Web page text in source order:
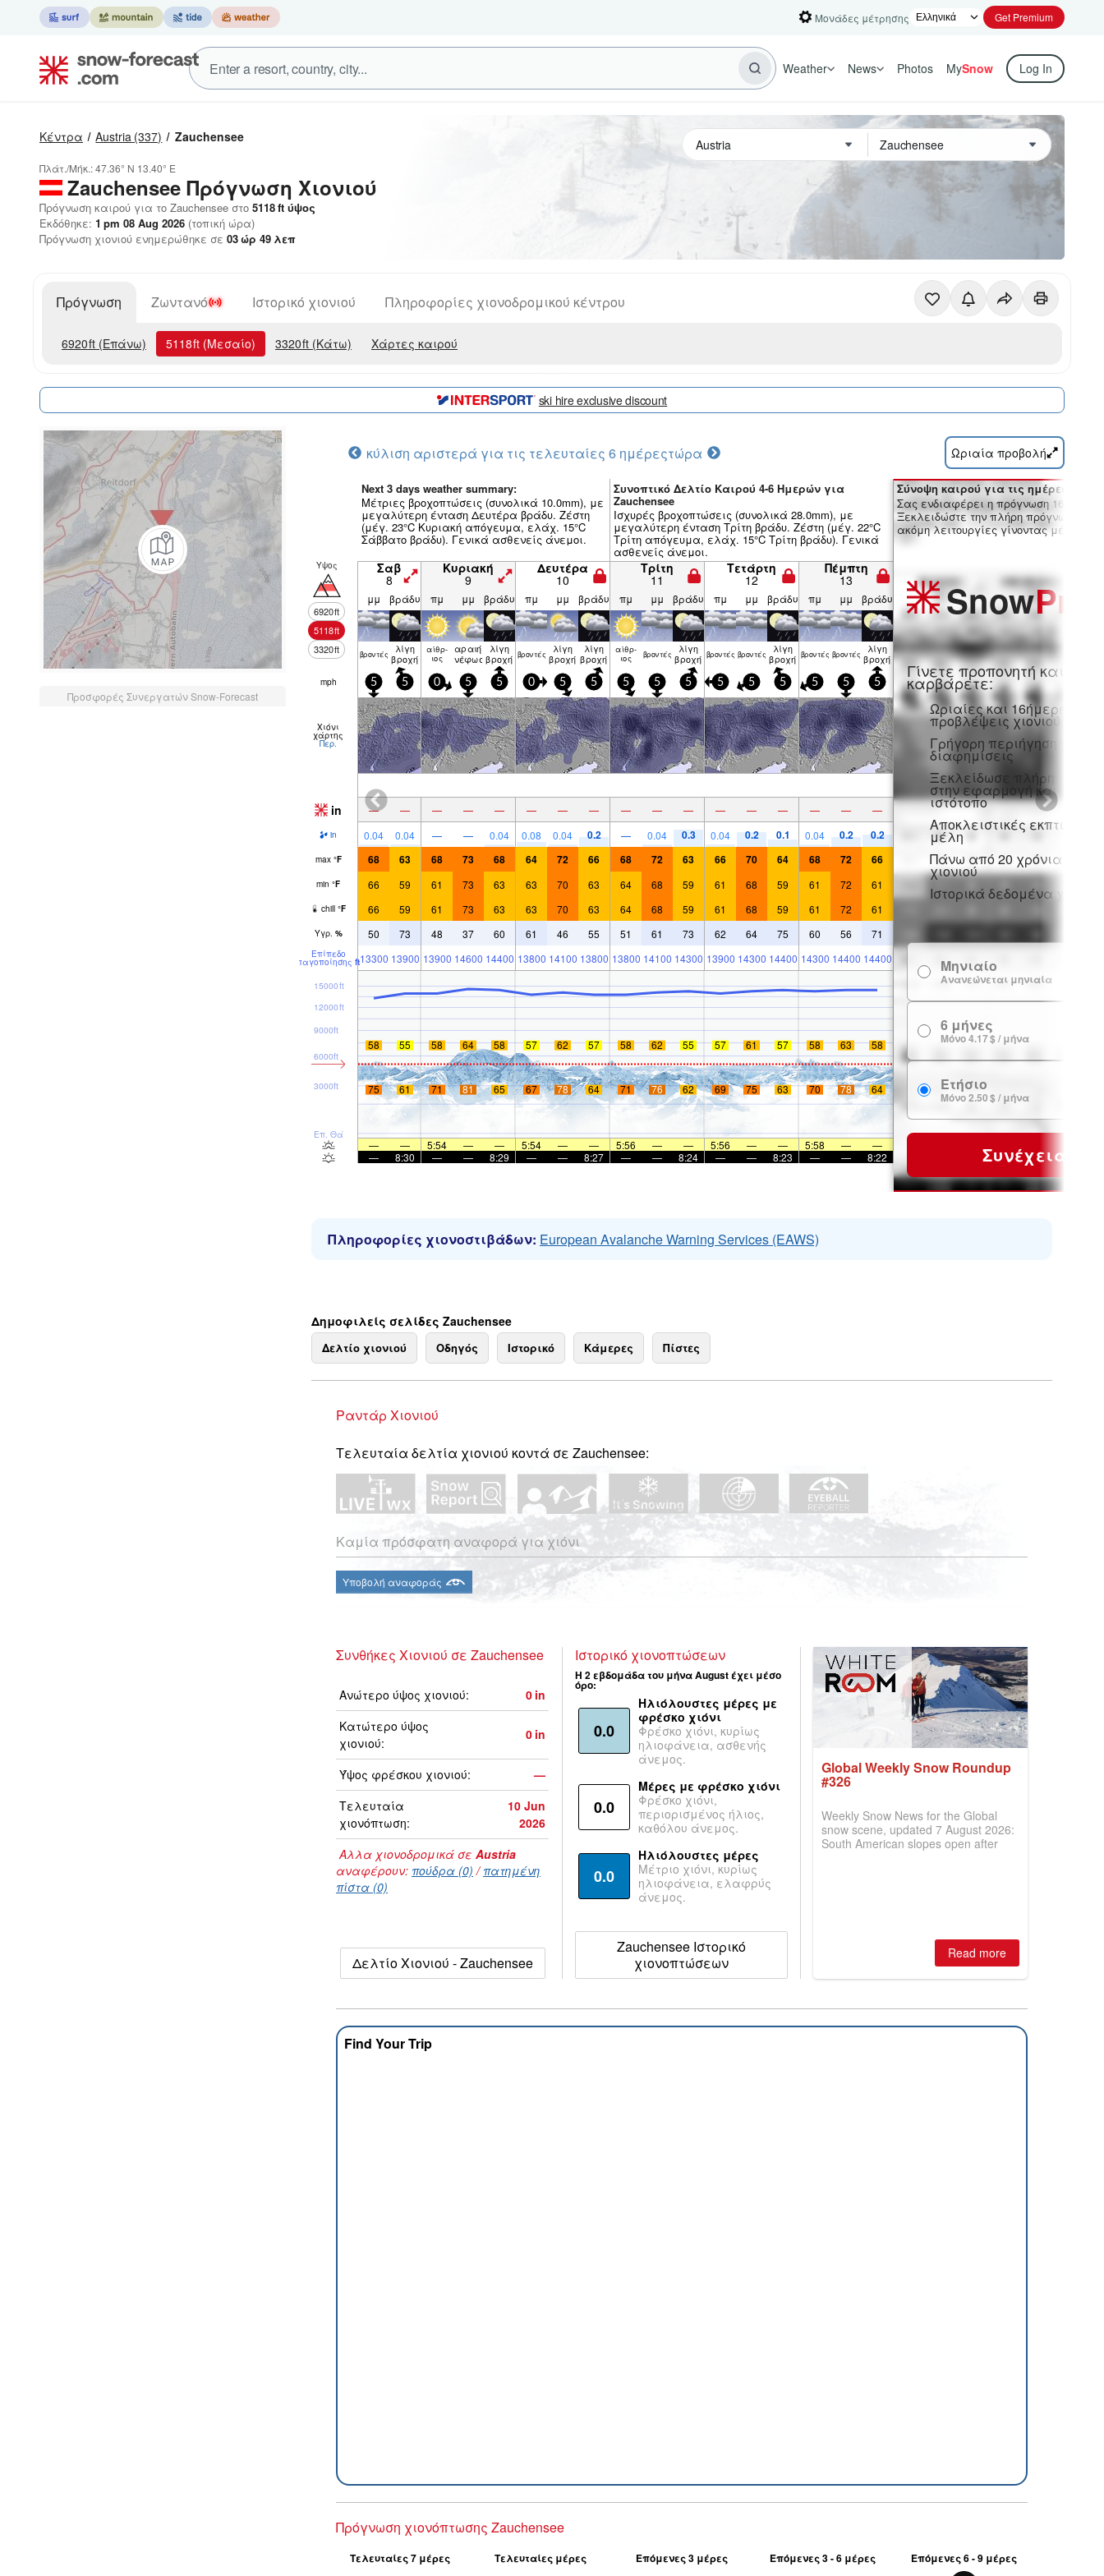
Μονάδες μέτρησης Get Premium
Weather News Photos MySnow Log In
Κέντρα Austria (337) Zauchensee
Πλάτ./Μήκ.:47.36° N 13.40° E
Zauchensee Πρόγνωση Χιονιού
Πρόγνωση καιρού για το Zauchensee στο 5118ft ύψος
Εκδόθηκε: 1 pm 08 Aug 2026 (τοπική ώρα)
Πρόγνωση χιονιού ενημερώθηκε σε 03ώρ 49 λεπ
Πρόγνωση Ζωντανό Ιστορικό χιονιού Πληροφορίες χιονοδρομικού κέντρου
6920ft (Επάνω) 5118ft (Μεσαίο) 3320ft (Κάτω) Χάρτες καιρού
ski hire exclusive discount
Προσφορές Συνεργατών Snow-Forecast
κύλιση αριστερά για τις τελευταίες 6 ημέρεςτώρα Ωριαία προβολή
Next 3 days weather summary:
Μέτριες βροχοπτώσεις (συνολικά 10.0mm), με
μεγαλύτερη ένταση Δευτέρα βράδυ. Ζέστη
(μέγ. 23°C Κυριακή απόγευμα, ελάχ. 15°C
Σάββατο βράδυ). Γενικά ασθενείς άνεμοι.
Συνοπτικό Δελτίο Καιρού 4-6 Ημερών για
Zauchensee
Ισχυρές βροχοπτώσεις (συνολικά 28.0mm), με
μεγαλύτερη ένταση Τρίτη βράδυ. Ζέστη (μέγ. 22°C
Τρίτη απόγευμα, ελάχ. 15°C Τρίτη βράδυ). Γενικά
ασθενείς άνεμοι.
Υψος
6920ft
5118ft
3320ft
Σαβ
8
Κυριακή
9
Δευτέρα
10
Τρίτη
11
Τετάρτη
12
Πέμπτη
13
μμ βράδυ πμ μμ βράδυ πμ μμ βράδυ πμ μμ βράδυ πμ μμ βράδυ πμ μμ βράδυ
βρον­τές λίγη
βροχή
αίθρ­
ιος
αραιή
νέφωση
λίγη
βροχή βρον­τές λίγη
βροχή
λίγη
βροχή
αίθρ­
ιος βρον­τές λίγη
βροχή βρον­τές βρον­τές λίγη
βροχή βρον­τές βρον­τές λίγη
βροχή
mph 5 5 0 5 5 0 5 5 5 5 5 5 5 5 5 5 5
Χιόνι
χάρτης
Περ.
in — — — — — — — — — — — — — — — — —
in 0.04 0.04 — — 0.04 0.08 0.04 0.2 — 0.04 0.3 0.04 0.2 0.1 0.04 0.2 0.2
max °F 68 63 68 73 68 64 72 66 68 72 63 66 70 64 68 72 66
min °F 66 59 61 73 63 63 70 63 64 68 59 61 68 59 61 72 61
chill °F 66 59 61 73 63 63 70 63 64 68 59 61 68 59 61 72 61
Υγρ. % 50 73 48 37 60 61 46 55 51 61 73 62 64 75 60 56 71
Επίπεδο
παγοποίησης ft13300 13900 13900 14600 14400 13800 14100 13800 13800 14100 14300 13900 14300 14400 14300 14400 14400
Επ. Θάλ
3000ft
6000ft
9000ft
12000ft
15000ft
58 55 58 64 58 57 62 57 58 62 55 57 61 57 58 63 58
75 61 71 81 65 67 78 64 71 76 62 69 75 63 70 78 64
— — 5:54 — — 5:54 — — 5:56 — — 5:56 — — 5:58 —
—
—
8:30 — — 8:29 — — 8:27 — — 8:24 — — 8:23 — — 8:22
Σύνοψη καιρού για τις ημέρες 7-16:
Σας ενδιαφέρει η πρόγνωση 16
Ξεκλειδώστε την πλήρη πρόγνωση
ακόμη λειτουργίες γίνοντας μέλος
SnowPro
Γίνετε προπονητή και
καρβάρετε:
Ωριαίες και 16ήμερες
προβλέψεις χιονιού
Γρήγορη περιήγηση χωρίς
διαφημίσεις
Ξεκλείδωσε πλήρη
στην εφαρμογή και στον
ιστότοπο
Αποκλειστικές εκπτώσεις
μέλη
Πάνω από 20 χρόνια
χιονιού
Ιστορικά δεδομένα χιονιού
Μηνιαίο
Ανανεώνεται μηνιαία
6 μήνες
Μόνο 4.17 $ / μήνα
Ετήσιο
Μόνο 2.50 $ / μήνα
Συνέχεια
Πληροφορίες χιονοστιβάδων: European Avalanche Warning Services (EAWS)
Δημοφιλείς σελίδες Zauchensee
Δελτίο χιονιού Οδηγός Ιστορικό Κάμερες Πίστες
Ραντάρ Χιονιού
Τελευταία δελτία χιονιού κοντά σε Zauchensee:
Καμία πρόσφατη αναφορά για χιόνι
Υποβολή αναφοράς
Συνθήκες Χιονιού σε Zauchensee
Ανώτερο ύψος χιονιού: 0 in
Κατώτερο ύψος
χιονιού:
0 in
Ύψος φρέσκου χιονιού:
—
Τελευταία
χιονόπτωση:
10 Jun
2026
Αλλα χιονοδρομικά σε Austria
αναφέρουν: πούδρα (0) /πατημένη
πίστα (0)
Δελτίο Χιονιού - Zauchensee
Ιστορικό χιονοπτώσεων
Η 2 εβδομάδα του μήνα August έχει μέσο
όρο:
0.0
Ηλιόλουστες μέρες με
φρέσκο χιόνι
Φρέσκο χιόνι, κυρίως
ηλιοφάνεια, ασθενής
άνεμος.
0.0
Μέρες με φρέσκο χιόνι
Φρέσκο χιόνι,
περιορισμένος ήλιος,
καθόλου άνεμος.
0.0
Ηλιόλουστες μέρες
Μέτριο χιόνι, κυρίως
ηλιοφάνεια, ελαφρύς
άνεμος.
Zauchensee Ιστορικό
χιονοπτώσεων
Global Weekly Snow Roundup
#326
Weekly Snow News for the Global
snow scene, updated 7 August 2026:
South American slopes open after
Read more
Find Your Trip
Πρόγνωση χιονόπτωσης Zauchensee
Τελευταίες 7 μέρες Τελευταίες μέρες Επόμενες 3 μέρες Επόμενες 3 - 6 μέρες Επόμενες 6 - 9 μέρες